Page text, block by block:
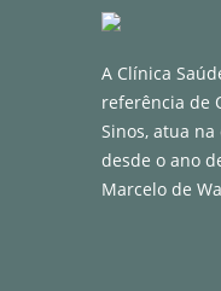
A Clínica
referência de
Sinos, atua
desde o ano
Marcelo de